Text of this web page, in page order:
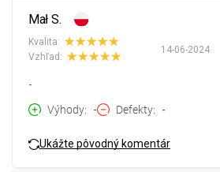
Mał S.
14-06-2024
Kvalita:
Vzhľad:
-
Výhody
- Defekty -
Ukážte pôvodný komentár